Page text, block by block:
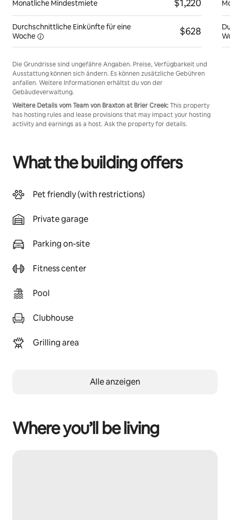
Monatliche Mindestmiete $1,220
Durchschnittliche Einkünfte für eine
Woche
$628
Die Grundrisse sind ungefähre Angaben. Preise, Verfügbarkeit und
Ausstattung können sich ändern. Es können zusätzliche Gebühren
anfallen. Weitere Informationen erhältst du von der
Gebäudeverwaltung.
Weitere Details vom Team von Braxton at Brier Creek:This property
has hosting rules and lease provisions that may impact your hosting
activity and earnings as a host. Ask the property for details.
What the building offers
Pet friendly (with restrictions)
Private garage
Parking on-site
Fitness center
Pool
Clubhouse
Grilling area
Alle anzeigen
Where you’ll be living